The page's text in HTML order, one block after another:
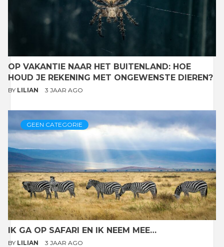
OP VAKANTIE NAAR HET BUITENLAND: HOE
HOUD JE REKENING MET ONGEWENSTE DIEREN?
BY LILIAN 3 JAAR AGO
GEEN CATEGORIE
IK GA OP SAFARI EN IK NEEM MEE…
BY LILIAN 3 JAAR AGO